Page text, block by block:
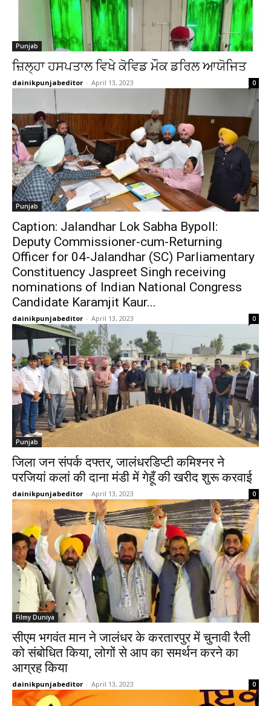
Punjab
ਜ਼ਿਲ੍ਹਾ ਹਸਪਤਾਲ ਵਿਖੇ ਕੋਵਿਡ ਮੌਕ ਡਰਿਲ ਆਯੋਜਿਤ
dainikpunjabeditor - April 13, 2023 0
Punjab
Caption: Jalandhar Lok Sabha Bypoll:
Deputy Commissioner-cum-Returning
Officer for 04-Jalandhar (SC) Parliamentary
Constituency Jaspreet Singh receiving
nominations of Indian National Congress
Candidate Karamjit Kaur...
dainikpunjabeditor - April 13, 2023 0
Punjab
जिला जन संपर्क दफ्तर, जालंधरडिप्टी कमिश्नर ने
परजियां कलां की दाना मंडी में गेहूँ की खरीद शुरू करवाई
dainikpunjabeditor - April 13, 2023 0
Filmy Duniya
सीएम भगवंत मान ने जालंधर के करतारपुर में चुनावी रैली
को संबोधित किया, लोगों से आप का समर्थन करने का
आग्रह किया
dainikpunjabeditor - April 13, 2023 0